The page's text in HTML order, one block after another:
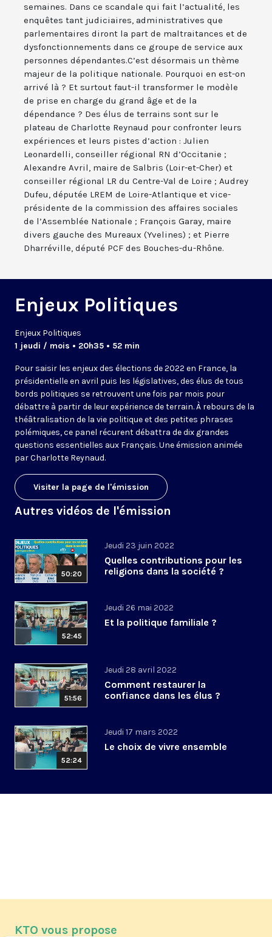
semaines. Dans ce scandale qui fait l’actualité, les
enquêtes tant judiciaires, administratives que
parlementaires diront la part de maltraitances et de
dysfonctionnements dans ce groupe de service aux
personnes dépendantes.C’est désormais un thème
majeur de la politique nationale. Pourquoi en est-on
arrivé là ? Et surtout faut-il transformer le modèle
de prise en charge du grand âge et de la
dépendance ? Des élus de terrains sont sur le
plateau de Charlotte Reynaud pour confronter leurs
expériences et leurs pistes d’action : Julien
Leonardelli, conseiller régional RN d’Occitanie ;
Alexandre Avril, maire de Salbris (Loir-et-Cher) et
conseiller régional LR du Centre-Val de Loire ; Audrey
Dufeu, députée LREM de Loire-Atlantique et vice-
présidente de la commission des affaires sociales
de l’Assemblée Nationale ; François Garay, maire
divers gauche des Mureaux (Yvelines) ; et Pierre
Dharréville, député PCF des Bouches-du-Rhône.
Enjeux Politiques
Enjeux Politiques
1 jeudi / mois • 20h35 • 52 min
Pour saisir les enjeux des élections de 2022 en France, la
présidentielle en avril puis les législatives, des élus de tous
bords politiques se retrouvent une fois par mois pour
débattre à partir de leur expérience de terrain. À rebours de la
théâtralisation de la vie politique et des petites phrases
polémiques, ce panel récurent débattra de dix grandes
questions essentielles aux Français. Une émission animée
par Charlotte Reynaud.
Visiter la page de l'émission
Autres vidéos de l'émission
50:20
Jeudi 23 juin 2022
Quelles contributions pour les
religions dans la société ?
52:45
Jeudi 26 mai 2022
Et la politique familiale ?
51:56
Jeudi 28 avril 2022
Comment restaurer la
confiance dans les élus ?
52:24
Jeudi 17 mars 2022
Le choix de vivre ensemble
KTO vous propose